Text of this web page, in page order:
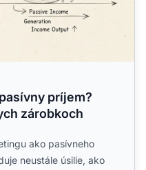
príjem?
zárobkoch
ako pasívneho
neustále úsilie, ako